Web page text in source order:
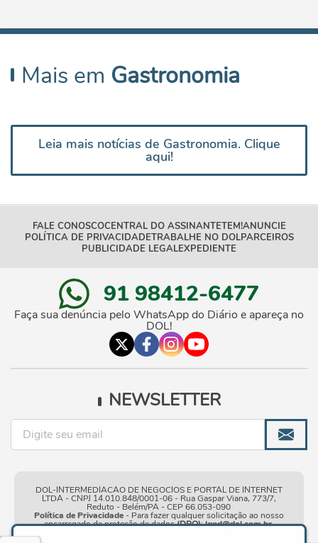
Mais em Gastronomia
Leia mais notícias de Gastronomia. Clique
aqui!
FALE CONOSCOCENTRAL DO ASSINANTETEM!ANUNCIE
POLÍTICA DE PRIVACIDADETRABALHE NO DOLPARCEIROS
PUBLICIDADE LEGALEXPEDIENTE
91 98412-6477
Faça sua denúncia pelo WhatsApp do Diário e apareça no
DOL!
NEWSLETTER
DOL-INTERMEDIACAO DE NEGOCIOS E PORTAL DE INTERNET
LTDA - CNPJ 14.010.848/0001-06 - Rua Gaspar Viana, 773/7,
Reduto - Belém/PA - CEP 66.053-090
Política de Privacidade- Para fazer qualquer solicitação ao nosso
encarregado de proteção de dados(DPO):lgpd@dol.com.br.